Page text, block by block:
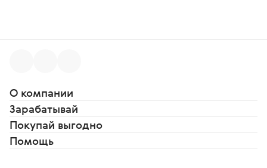
О компании
Зарабатывай
Покупай выгодно
Помощь